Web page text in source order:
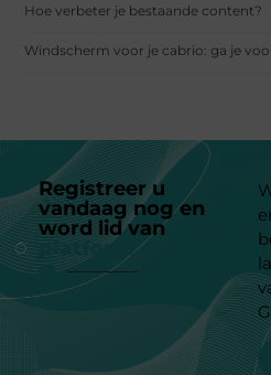
Hoe verbeter je bestaande content?
Windscherm voor je cabrio: ga je
Registreer u
vandaag nog en
word lid van
platform